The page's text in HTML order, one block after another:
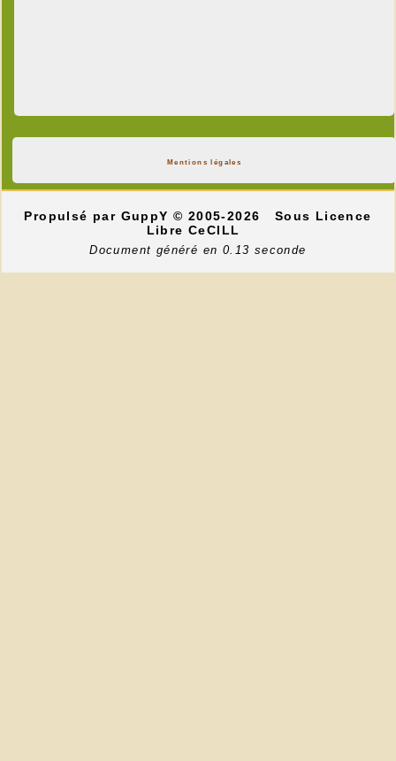
Mentions légales
Propulsé par GuppY© 2005-2026
Sous Licence
Libre CeCILL
Document généré en 0.13 seconde